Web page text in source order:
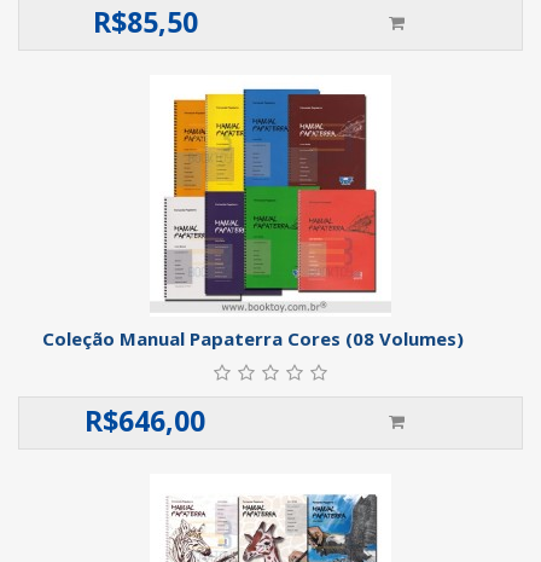
R$85,50
Coleção Manual Papaterra Cores (08 Volumes)
R$646,00